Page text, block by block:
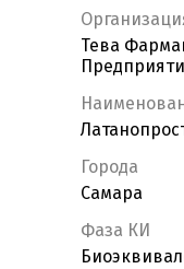
Тева
Города
Самара
Фаза КИ